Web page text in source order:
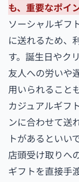
も、重要なポイ
ソーシャルギフ
に送れるため、
す。誕生日やク
友人への労いや
用いられること
カジュアルギフ
ンに合わせて送
トがあるといい
店頭受け取りへ
ギフトを直接手